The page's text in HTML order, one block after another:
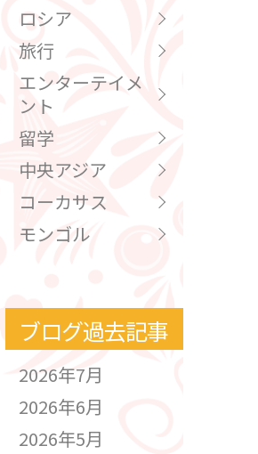
ロシア
旅行
エンターテイメ
ント
留学
中央アジア
コーカサス
モンゴル
ブログ過去記事
2026年7月
2026年6月
2026年5月